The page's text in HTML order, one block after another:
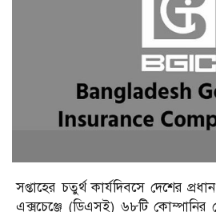
সপ্তাহের চতুর্থ কার্যদিবসে দেশের
এক্সচেঞ্জে (ডিএসই) ৬৮টি কোম্পানির